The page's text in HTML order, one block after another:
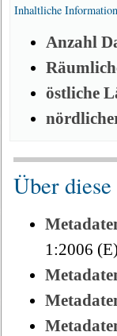
Inhaltliche
Anzahl
östliche
Über
1:2006